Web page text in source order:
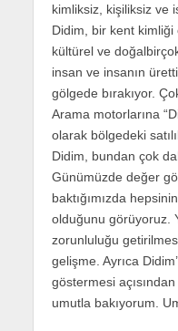
kimliksiz, kişiliksiz ve
Didim, bir kent kimliği
kültürel ve
insan ve insanın
gölgede bırakıyor.
Arama motorlarına
olarak bölgedeki
Didim, bundan çok
Günümüzde değer
baktığımızda
olduğunu görüyoruz.
zorunluluğu
gelişme. Ayrıca
göstermesi
umutla bakıyorum.